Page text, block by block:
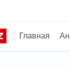
Главная